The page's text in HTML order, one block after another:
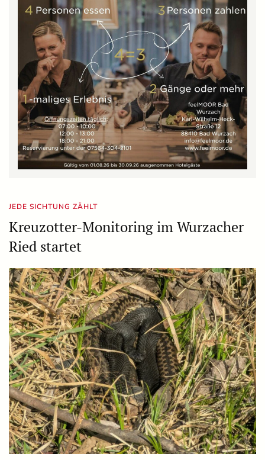
JEDE SICHTUNG ZÄHLT
Kreuzotter-Monitoring im Wurzacher
Ried startet